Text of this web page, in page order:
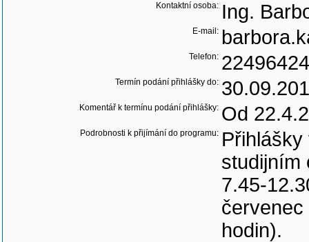
Kontaktní osoba: Ing.
E-mail:
Telefon:
Termín podání přihlášky do:
Komentář k termínu podání přihlášky: Od
Podrobnosti k přijímání do programu:
studijním
7.45-
červenec
hodin).